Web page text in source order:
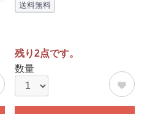
送料無料
残り2点です。
数量